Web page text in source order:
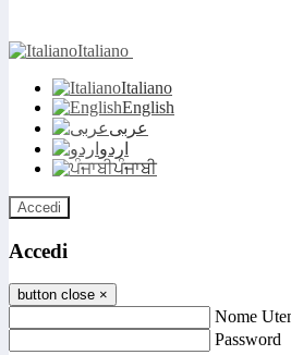
Italiano
Italiano
English
عربى
اردو
ਪੰਜਾਬੀ
Accedi
Accedi
button close ×
Nome
Password